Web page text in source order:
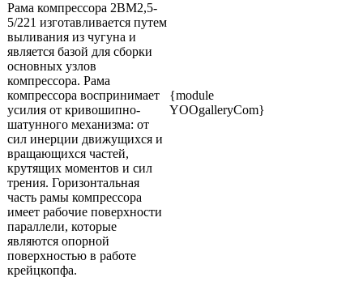
Рама компрессора 2ВМ2,5-
5/221 изготавливается путем
выливания из чугуна и
является базой для сборки
основных узлов
компрессора. Рама
компрессора воспринимает
усилия от кривошипно-
шатунного механизма: от
сил инерции движущихся и
вращающихся частей,
крутящих моментов и сил
трения. Горизонтальная
часть рамы компрессора
имеет рабочие поверхности
параллели, которые
являются опорной
поверхностью в работе
крейцкопфа.
{module
YOOgalleryCom}